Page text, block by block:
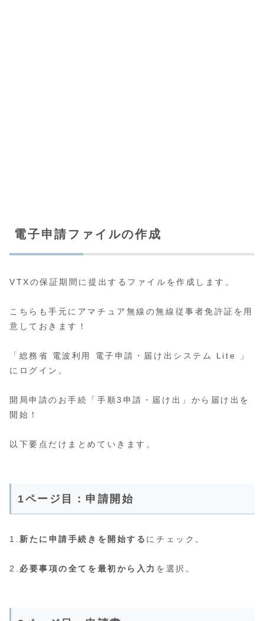
電子申請ファイルの作成
VTXの保証期間に提出するファイルを作成します。
こちらも手元にアマチュア無線の無線従事者免許証を用
意しておきます！
「総務省 電波利用 電子申請・届け出システム Lite 」
にログイン。
開局申請のお手続「手順3申請・届け出」から届け出を
開始！
以下要点だけまとめていきます。
1ページ目：申請開始
1. 新たに申請手続きを開始する にチェック。
2. 必要事項の全てを最初から入力 を選択。